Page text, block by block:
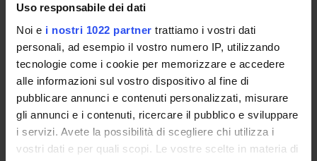
Uso responsabile dei dati
Noi e i nostri 1022 partner trattiamo i vostri dati
personali, ad esempio il vostro numero IP, utilizzando
tecnologie come i cookie per memorizzare e accedere
alle informazioni sul vostro dispositivo al fine di
pubblicare annunci e contenuti personalizzati, misurare
gli annunci e i contenuti, ricercare il pubblico e sviluppare
i servizi. Avete la possibilità di scegliere chi utilizza i
vostri dati e per quali scopi. Le vostre scelte in materia di
discipline and be able to read with a psychosocial view the
Program
The module covers the following topics:
• Introduction and research methodology in social psychology
• Social Influence
• Groups and group interactions
• Aggressiveness